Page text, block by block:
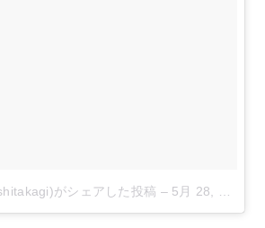
がシェアした投稿 – 5月 28, 2016 at 11:36午後 PDT